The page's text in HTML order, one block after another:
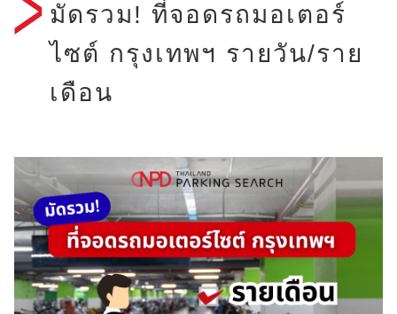
มัดรวม! ที่จอดรถมอเตอร์
ไซต์ กรุงเทพฯ รายวัน/ราย
เดือน